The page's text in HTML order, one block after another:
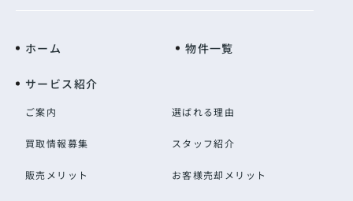
ホーム 物件一覧
サービス紹介
ご案内 選ばれる理由
買取情報募集 スタッフ紹介
販売メリット お客様売却メリット